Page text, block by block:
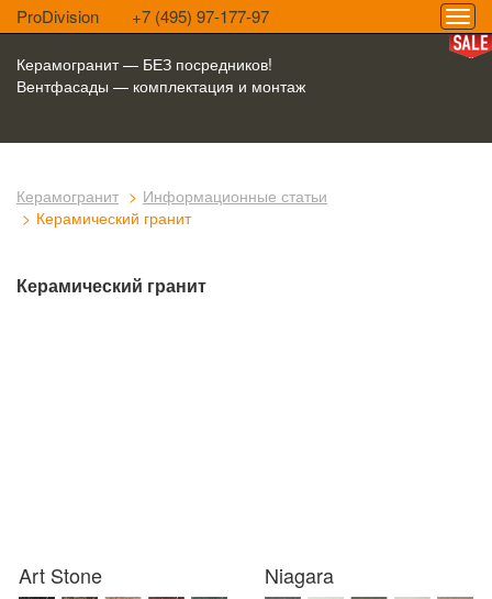
ProDivision +7 (495) 97-177-97
Керамогранит — БЕЗ посредников!
Вентфасады — комплектация и монтаж
Керамогранит
Информационные статьи
Керамический гранит
Керамический гранит
Art Stone Niagara